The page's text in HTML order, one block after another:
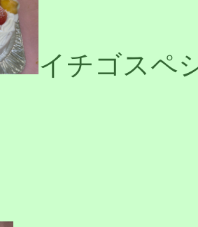
イチゴスペ